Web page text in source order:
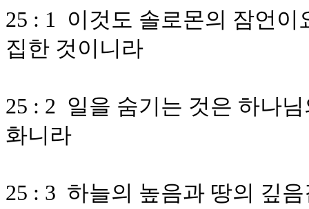
25 : 1 이것도 솔로몬의 잠언
집한 것이니라
25 : 2 일을 숨기는 것은 하나
화니라
25 : 3 하늘의 높음과 땅의 깊